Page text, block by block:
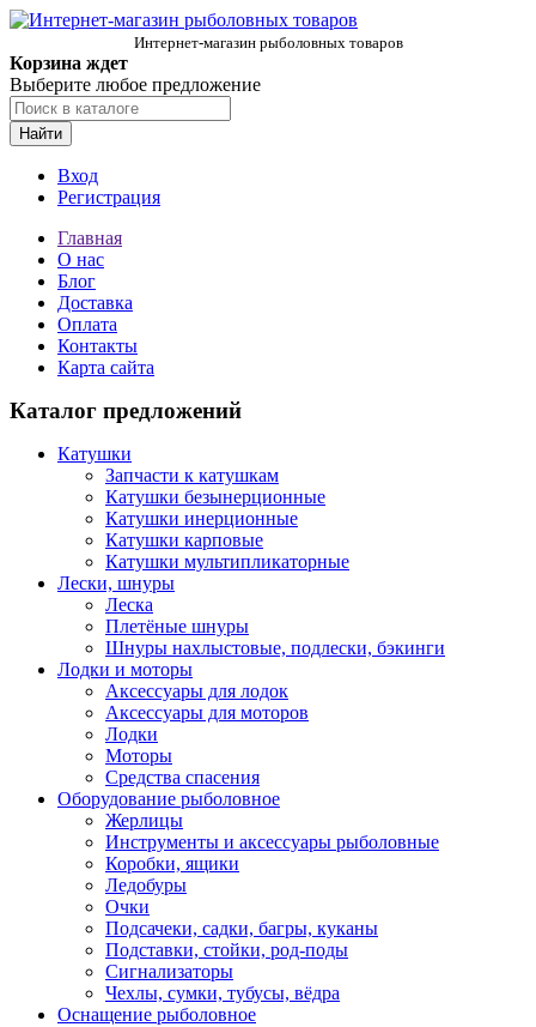
Интернет-магазин рыболовных товаров
Корзина ждет
Выберите любое предложение
Найти
Вход
Регистрация
Главная
О нас
Блог
Доставка
Оплата
Контакты
Карта сайта
Каталог предложений
Катушки
Запчасти к катушкам
Катушки безынерционные
Катушки инерционные
Катушки карповые
Катушки мультипликаторные
Лески, шнуры
Леска
Плетёные шнуры
Шнуры нахлыстовые, подлески, бэкинги
Лодки и моторы
Аксессуары для лодок
Аксессуары для моторов
Лодки
Моторы
Средства спасения
Оборудование рыболовное
Жерлицы
Инструменты и аксессуары рыболовные
Коробки, ящики
Ледобуры
Очки
Подсачеки, садки, багры, куканы
Подставки, стойки, род-поды
Сигнализаторы
Чехлы, сумки, тубусы, вёдра
Оснащение рыболовное